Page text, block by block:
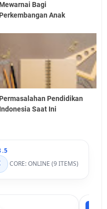
Mewarnai Bagi
Perkembangan Anak
Permasalahan Pendidikan
Indonesia Saat Ini
CORE: ONLINE (9 ITEMS)